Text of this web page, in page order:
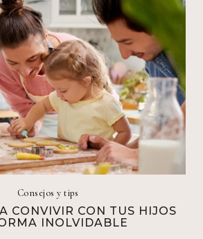
Consejos y tips
CONVIVIR CON TUS HIJOS
INOLVIDABLE